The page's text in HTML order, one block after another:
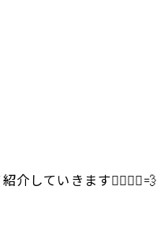
介していきます🏃‍♀️🏃‍♂️💨